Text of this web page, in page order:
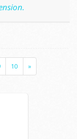
10 »